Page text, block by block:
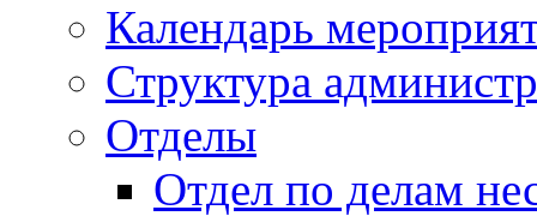
Календарь
Структура
Отделы
Отдел по делам